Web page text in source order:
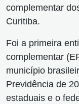
complementar
Curitiba.
Foi a primeira
complementar
município
Previdência de
estaduais e o